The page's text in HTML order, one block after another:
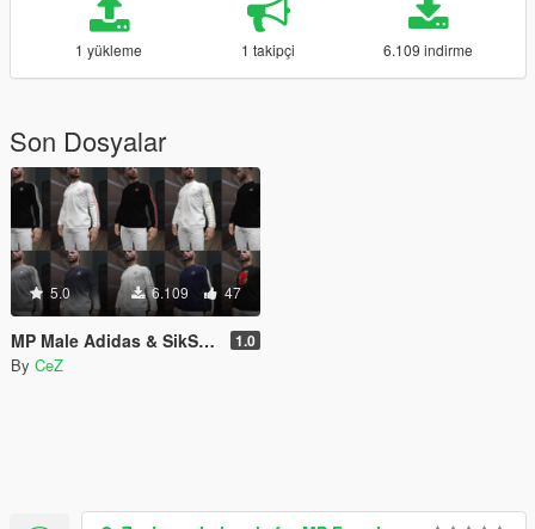
1 yükleme 1 takipçi 6.109 indirme
Son Dosyalar
5.0 6.109 47
MP Male Adidas & SikSilk longsleeve / hoodie 1.0
By CeZ